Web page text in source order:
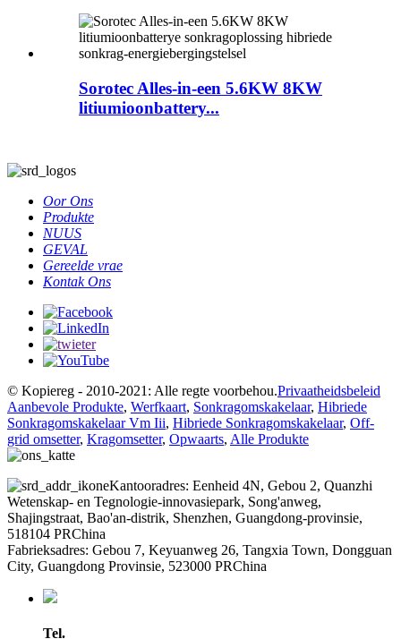
Sorotec Alles-in-een 5.6KW 8KW
litiumioonbattery...
Oor Ons
Produkte
NUUS
GEVAL
Gereelde vrae
Kontak Ons
© Kopiereg - 2010-2021: Alle regte voorbehou.Privaatheidsbeleid
Aanbevole Produkte, Werfkaart, Sonkragomskakelaar, Hibriede
Sonkragomskakelaar Vm Iii, Hibriede Sonkragomskakelaar, Off-
grid omsetter, Kragomsetter, Opwaarts, Alle Produkte
Kantooradres: Eenheid 4N, Gebou 2, Quanzhi
Wetenskap- en Tegnologie-innovasiepark, Song'anweg,
Shajingstraat, Bao'an-distrik, Shenzhen, Guangdong-provinsie,
518104 PRChina
Fabrieksadres: Gebou 7, Keyuanweg 26, Tangxia Town, Dongguan
City, Guangdong Provinsie, 523000 PRChina
Tel.